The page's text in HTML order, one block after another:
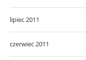
lipiec 2011
czerwiec 2011